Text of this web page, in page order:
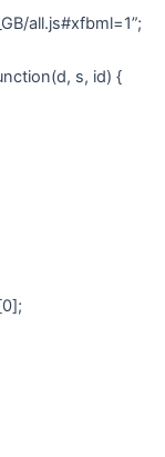
all.js#xfbml=1”;
s, id) {